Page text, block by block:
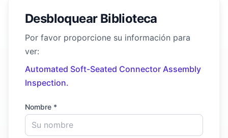
Desbloquear Biblioteca
Por favor proporcione su información para
ver:
Automated Soft-Seated Connector Assembly
Inspection.
Nombre *